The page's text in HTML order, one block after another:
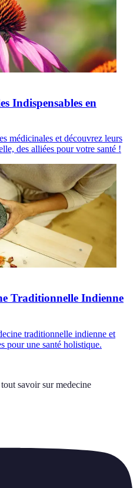
Indispensables en
médicinales et découvrez leurs
des alliées pour votre santé !
Traditionnelle Indienne
traditionnelle indienne et
pour une santé holistique.
savoir sur medecine